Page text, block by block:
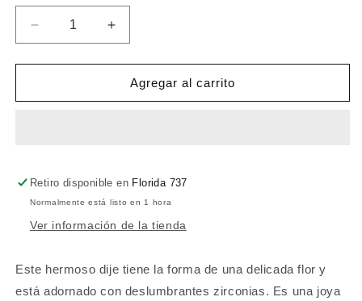
Reducir
cantidad
para
Místico
Aumentar
cantidad
para
Dije
Místico
Agregar al carrito
Retiro disponible en Florida 737
Normalmente está listo en 1 hora
Ver información de la tienda
Este hermoso dije tiene la forma de una delicada flor y
está adornado con deslumbrantes zirconias. Es una joya